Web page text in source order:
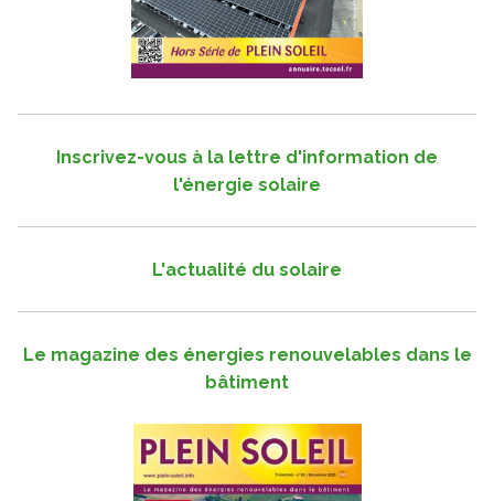
Inscrivez-vous à la lettre d'information de
l'énergie solaire
L'actualité du solaire
Le magazine des énergies renouvelables dans le
bâtiment